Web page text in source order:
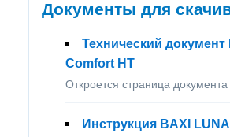
Документы для
Технический документ
Comfort HT
Откроется страница документа
Инструкция BAXI